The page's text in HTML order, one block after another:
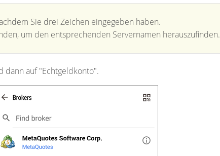
Sie drei Zeichen eingegeben haben.
um den entsprechenden Servernamen herauszufinden.
dann auf "Echtgeldkonto".